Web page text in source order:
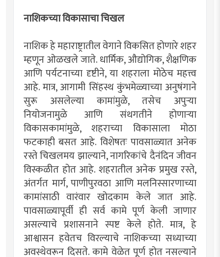
नाशिकच्या विकासाचा चिखल
नाशिक हे महाराष्ट्रातील वेगाने विकसित होणारे शहर
म्हणून ओळखले जाते. धार्मिक, औद्योगिक, शैक्षणिक
आणि पर्यटनाच्या दृष्टीने, या शहराला मोठेच महत्त्व
आहे. मात्र, आगामी सिंहस्थ कुंभमेळ्याच्या अनुषंगाने
सुरू असलेल्या कामांमुळे, तसेच अपुऱ्या
नियोजनामुळे आणि संथगतीने होणाऱ्या
विकासकामांमुळे, शहराच्या विकासाला मोठा
फटकाही बसत आहे. विशेषतः पावसाळ्यात अनेक
रस्ते चिखलमय झाल्याने, नागरिकांचे दैनंदिन जीवन
विस्कळीत होत आहे. शहरातील अनेक प्रमुख रस्ते,
अंतर्गत मार्ग, पाणीपुरवठा आणि मलनिस्सारणाच्या
कामांसाठी वारंवार खोदकाम केले जात आहे.
पावसाळ्यापूर्वी ही सर्व कामे पूर्ण केली जाणार
असल्याचे प्रशासनाने स्पष्ट केले होते. मात्र, हे
आश्वासन हवेतच विरल्याचे नाशिकच्या सध्याच्या
अवस्थेवरून दिसते. कामे वेळेत पूर्ण होत नसल्याने